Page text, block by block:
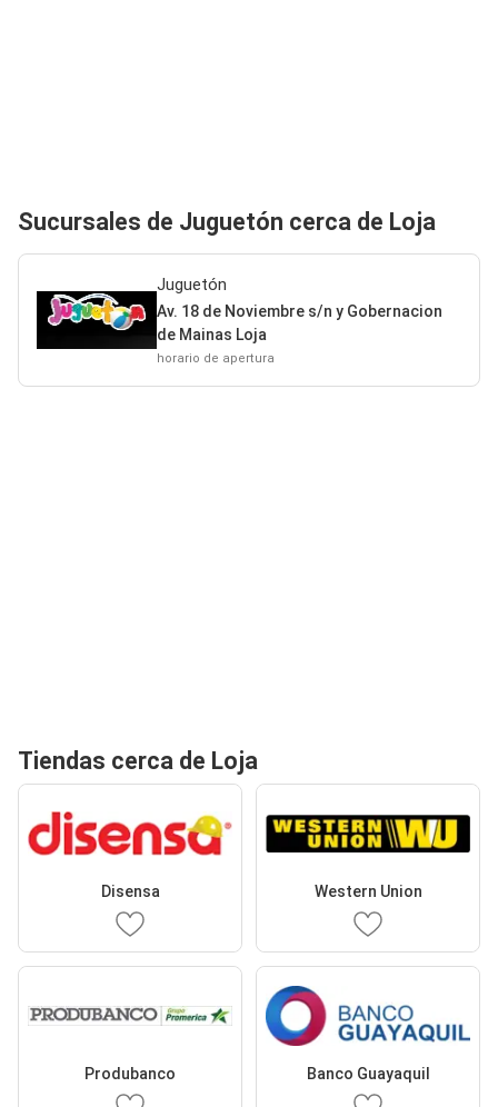
Sucursales de Juguetón cerca de Loja
Juguetón
Av. 18 de Noviembre s/n y Gobernacion
de Mainas Loja
horario de apertura
Tiendas cerca de Loja
Disensa Western Union
Produbanco Banco Guayaquil